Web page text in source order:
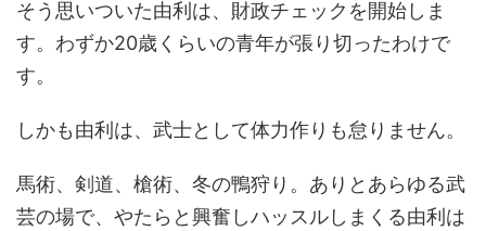
そう思いついた由利は、財政チェックを開始しま
す。わずか20歳くらいの青年が張り切ったわけで
す。
しかも由利は、武士として体力作りも怠りません。
馬術、剣道、槍術、冬の鴨狩り。ありとあらゆる武
芸の場で、やたらと興奮しハッスルしまくる由利は